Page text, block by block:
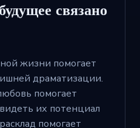
связано
жизни помогает
драматизации.
помогает
их потенциал
помогает